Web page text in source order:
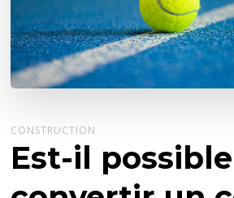
CONSTRUCTION
Est-il